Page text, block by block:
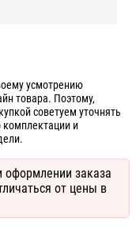
усмотрению
товара. Поэтому,
советуем уточнять
и
оформлении заказа
от цены в